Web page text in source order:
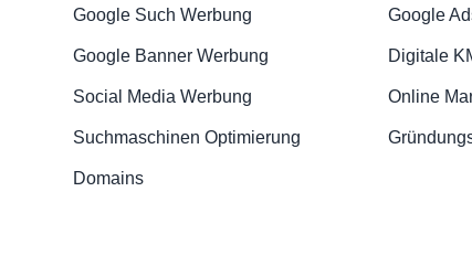
Google Such Werbung
Google Banner Werbung
Social Media Werbung
Suchmaschinen Optimierung
Domains
Google
Digitale
Online